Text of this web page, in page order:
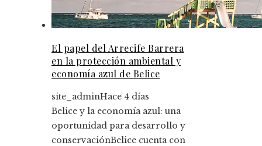
El papel del Arrecife Barrera
en la protección ambiental y
economía azul de Belice
site_adminHace 4 días
Belice y la economía azul: una
oportunidad para desarrollo y
conservaciónBelice cuenta con